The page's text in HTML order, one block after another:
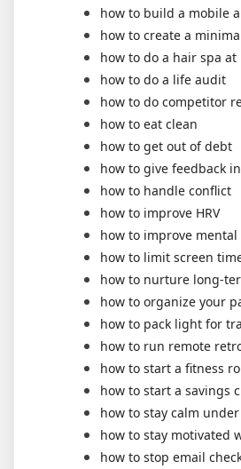
how to build a mobile
how to create a
how to do a hair spa at
how to do a life audit
how to do competitor
how to eat clean
how to get out of debt
how to give feedback
how to handle conflict
how to improve HRV
how to improve
how to limit screen
how to nurture long-
how to organize your
how to pack light for
how to run remote
how to start a fitness
how to start a savings
how to stay calm
how to stay motivated
how to stop email